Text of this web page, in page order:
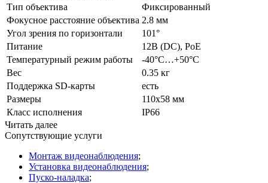
Тип объектива
Фиксированный
Фокусное расстояние объектива 2.8 мм
Угол зрения по горизонтали
101°
Питание
12В (DC), PoE
Температурный режим работы
-40°C…+50°C
Вес
0.35 кг
Поддержка SD-карты
есть
Размеры
110x58 мм
Класс исполнения
IP66
Читать далее
Сопутствующие услуги
Монтаж видеонаблюдения;
Установка видеонаблюдения;
Пуско-наладка;